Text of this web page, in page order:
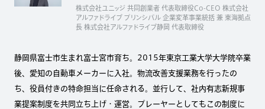
株式会社ユニッジ 共同創業者 代表取締役Co-CEO 株式会社
アルファドライブ プリンシパル 企業変革事業統括 兼 東海拠点
長 株式会社アルファドライブ静岡 代表取締役
静岡県富士市生まれ富士宮市育ち。2015年東京工業大学大学院卒業
後、愛知の自動車メーカーに入社。物流改善支援業務を行ったの
ち、役員付きの特命担当に任命される。並行して、社内有志新規事
業提案制度を共同立ち上げ・運営。プレーヤーとしてもこの制度に